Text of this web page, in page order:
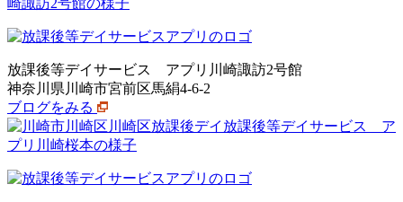
放課後等デイサービス アプリ川崎諏訪2号館
神奈川県川崎市宮前区馬絹4-6-2
ブログをみる